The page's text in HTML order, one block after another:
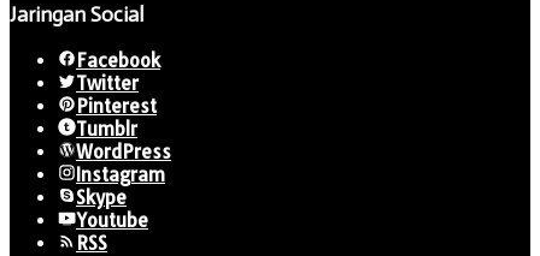
Jaringan Social
Facebook
Twitter
Pinterest
Tumblr
WordPress
Instagram
Skype
Youtube
RSS